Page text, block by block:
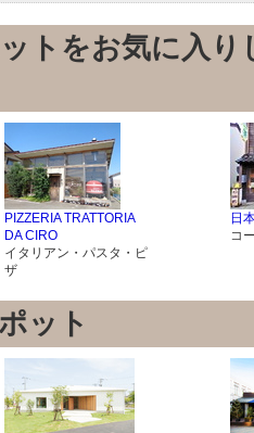
トをお気に入
PIZZERIA TRATTORIA
DA CIRO
イタリアン・パスタ・ピ
ザ
日
コ
ット